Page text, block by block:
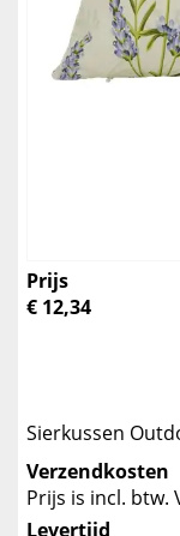
Prijs
€ 12,34
Sierkussen
Verzendkosten
Prijs is incl. btw.
Levertijd